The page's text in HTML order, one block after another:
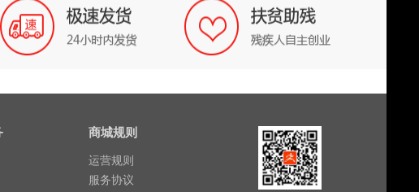
商城规则
运营规则
服务协议